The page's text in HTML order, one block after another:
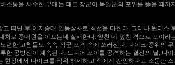
스통을 사수한 부대는 패튼 장군이 독일군의 포위를 뚫을 때까
고 떠난 후 이지중대 일등상사로 최선을 다한다. 그러나 윈터스
로 중대원을 이끄는데 실패한다. 엎친 데 덮친 격으로 포이라
련한 고참들도 속속 적군 포격 속에 쓰러진다. 다이크 중위의
공방전이 계속된다. 드디어 포이를 공격하는 결전의 날, 다
장에서 다이크를 직위 해제하고 적에게 잔인하다고 소문난